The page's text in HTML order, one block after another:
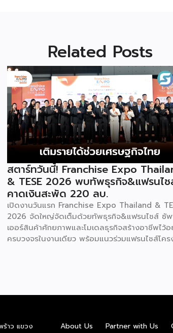
Related Posts
สตาร์ทวันนี้! Franchise Expo
& TESE 2026 พบทัพธุรกิจ&แฟรนไ
คาดเงินสะพัด 220 ลบ.
เปิดงานวันแรก Franchise Expo Thailand &
2026 จัดใหญ่จัดเต็มด้วยทัพธุรกิจ&แฟรนไชส์ ซั
เออร์สินค้าศักยภาพและโมเดลธุรกิจสร้างอาชีพไว้อ
ครบวงจรในงานเดียว พร้อมแนวร่วมแฟรนไชส์โคร
ในงานด้วยสินเชื่อ และทำเลทองทั่วประเทศ พร้อมเ
6-9 สิงหาคมนี้ ที่ฮอลล์ 6-8 อิมแพ็คเมืองทองธ
ร้าว แขวง
About Us Partner with Us